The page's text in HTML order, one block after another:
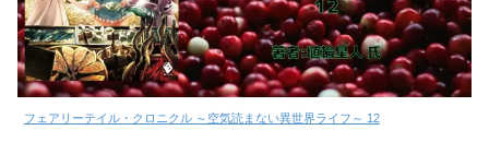
フェアリーテイル・クロニクル ～空気読まない異世界ライフ～ 12